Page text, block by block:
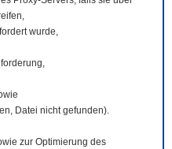
wurde,
Datei nicht gefunden).
zur Optimierung des